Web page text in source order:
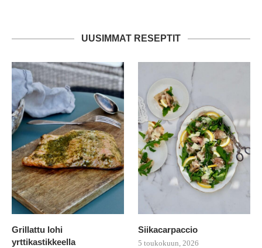
UUSIMMAT RESEPTIT
Grillattu lohi
yrttikastikkeella
Siikacarpaccio
5 toukokuun, 2026